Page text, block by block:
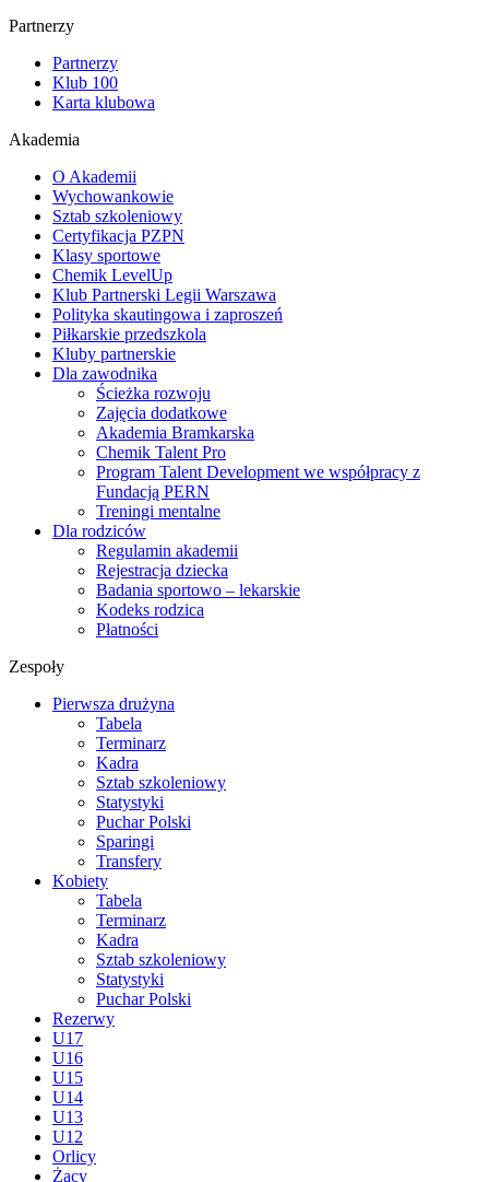
Partnerzy
Partnerzy
Klub 100
Karta klubowa
Akademia
O Akademii
Wychowankowie
Sztab szkoleniowy
Certyfikacja PZPN
Klasy sportowe
Chemik LevelUp
Klub Partnerski Legii Warszawa
Polityka skautingowa i zaproszeń
Piłkarskie przedszkola
Kluby partnerskie
Dla zawodnika
Ścieżka rozwoju
Zajęcia dodatkowe
Akademia Bramkarska
Chemik Talent Pro
Program Talent Development we współpracy z
Fundacją PERN
Treningi mentalne
Dla rodziców
Regulamin akademii
Rejestracja dziecka
Badania sportowo – lekarskie
Kodeks rodzica
Płatności
Zespoły
Pierwsza drużyna
Tabela
Terminarz
Kadra
Sztab szkoleniowy
Statystyki
Puchar Polski
Sparingi
Transfery
Kobiety
Tabela
Terminarz
Kadra
Sztab szkoleniowy
Statystyki
Puchar Polski
Rezerwy
U17
U16
U15
U14
U13
U12
Orlicy
Żacy